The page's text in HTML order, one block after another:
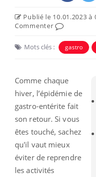
Publié le 10.01.2023 à
Commenter
Mots clés : gastro
Comme chaque
hiver, l’épidémie de
gastro-entérite fait
son retour. Si vous
êtes touché, sachez
qu'il vaut mieux
éviter de reprendre
les activités